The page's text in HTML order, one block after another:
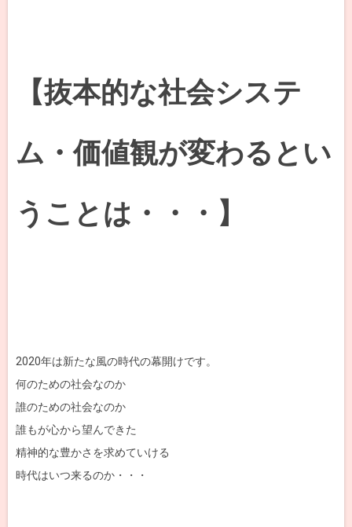
【抜本的な社会システ
ム・価値観が変わるとい
うことは・・・】
2020年は新たな風の時代の幕開けです。
何のための社会なのか
誰のための社会なのか
誰もが心から望んできた
精神的な豊かさを求めていける
時代はいつ来るのか・・・